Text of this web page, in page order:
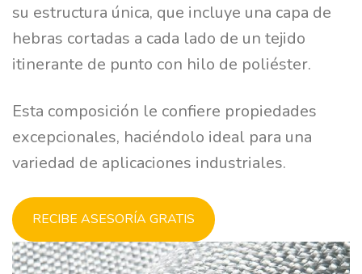
su estructura única, que incluye una capa de
hebras cortadas a cada lado de un tejido
itinerante de punto con hilo de poliéster.
Esta composición le confiere propiedades
excepcionales, haciéndolo ideal para una
variedad de aplicaciones industriales.
RECIBE ASESORÍA GRATIS